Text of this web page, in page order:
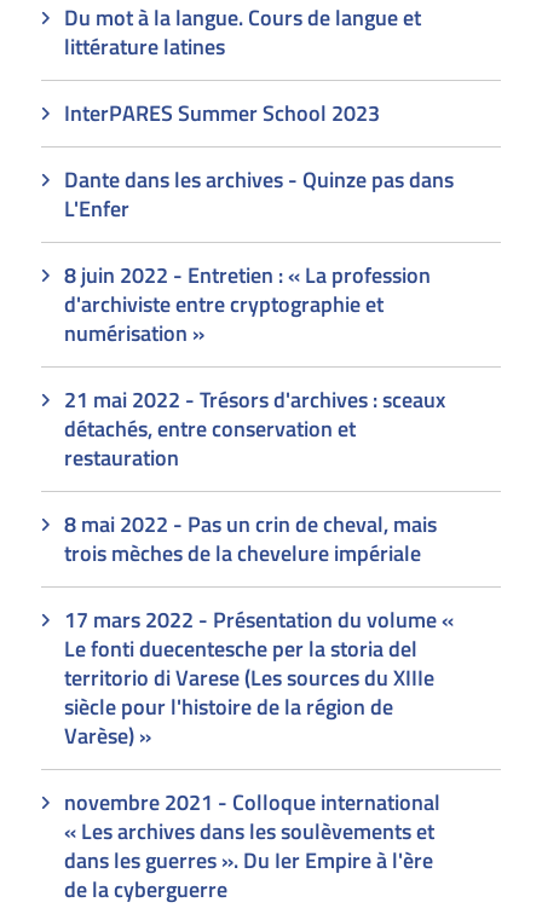
Du mot à la langue. Cours de langue et
littérature latines
InterPARES Summer School 2023
Dante dans les archives - Quinze pas dans
L'Enfer
8 juin 2022 - Entretien : « La profession
d'archiviste entre cryptographie et
numérisation »
21 mai 2022 - Trésors d'archives : sceaux
détachés, entre conservation et
restauration
8 mai 2022 - Pas un crin de cheval, mais
trois mèches de la chevelure impériale
17 mars 2022 - Présentation du volume «
Le fonti duecentesche per la storia del
territorio di Varese (Les sources du XIIIe
siècle pour l'histoire de la région de
Varèse) »
novembre 2021 - Colloque international
« Les archives dans les soulèvements et
dans les guerres ». Du Ier Empire à l'ère
de la cyberguerre